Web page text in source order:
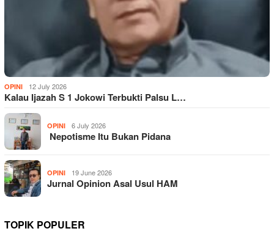
OPINI 12 July 2026
Kalau Ijazah S 1 Jokowi Terbukti Palsu L…
OPINI 6 July 2026
Nepotisme Itu Bukan Pidana
OPINI 19 June 2026
Jurnal Opinion Asal Usul HAM
TOPIK POPULER